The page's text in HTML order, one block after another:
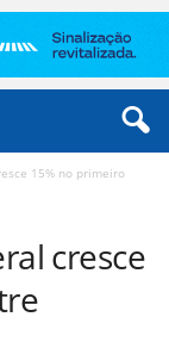
15% no primeiro
cresce